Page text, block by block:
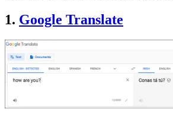
1. Google Translate